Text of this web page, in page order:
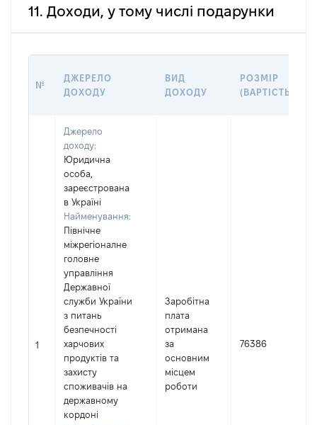
11. Доходи, у тому числі подарунки
№
ДЖЕРЕЛО
ДОХОДУ
ВИД
ДОХОДУ
РОЗМІР
(ВАРТІСТЬ)
1
Джерело
доходу:
Юридична
особа,
зареєстрована
в Україні
Найменування:
Північне
міжрегіоналне
головне
управління
Державної
служби України
з питань
безпечності
харчових
продуктів та
захисту
споживачів на
державному
кордоні
Заробітна
плата
отримана
за
основним
місцем
роботи
76386